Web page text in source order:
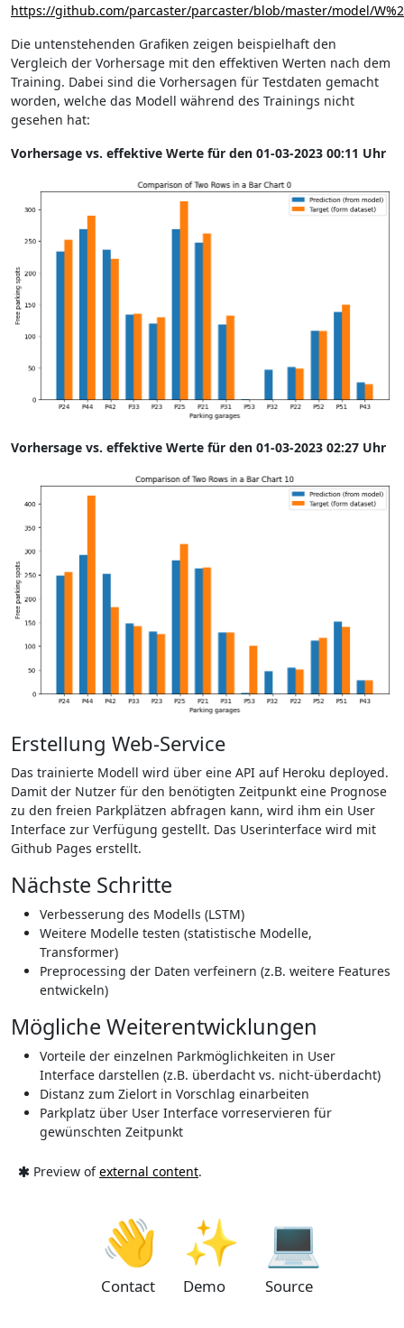
https://github.com/parcaster/parcaster/blob/master/model/
Die untenstehenden Grafiken zeigen beispielhaft den
Vergleich der Vorhersage mit den effektiven Werten nach dem
Training. Dabei sind die Vorhersagen für Testdaten gemacht
worden, welche das Modell während des Trainings nicht
gesehen hat:
Vorhersage vs. effektive Werte für den 01-03-2023 00:11 Uhr
Vorhersage vs. effektive Werte für den 01-03-2023 02:27 Uhr
Erstellung Web-Service
Das trainierte Modell wird über eine API auf Heroku deployed.
Damit der Nutzer für den benötigten Zeitpunkt eine Prognose
zu den freien Parkplätzen abfragen kann, wird ihm ein User
Interface zur Verfügung gestellt. Das Userinterface wird mit
Github Pages erstellt.
Nächste Schritte
Verbesserung des Modells (LSTM)
Weitere Modelle testen (statistische Modelle,
Transformer)
Preprocessing der Daten verfeinern (z.B. weitere Features
entwickeln)
Mögliche Weiterentwicklungen
Vorteile der einzelnen Parkmöglichkeiten in User
Interface darstellen (z.B. überdacht vs. nicht-überdacht)
Distanz zum Zielort in Vorschlag einarbeiten
Parkplatz über User Interface vorreservieren für
gewünschten Zeitpunkt
Preview ofexternal content.
👋
Contact
✨
Demo
💻
Source